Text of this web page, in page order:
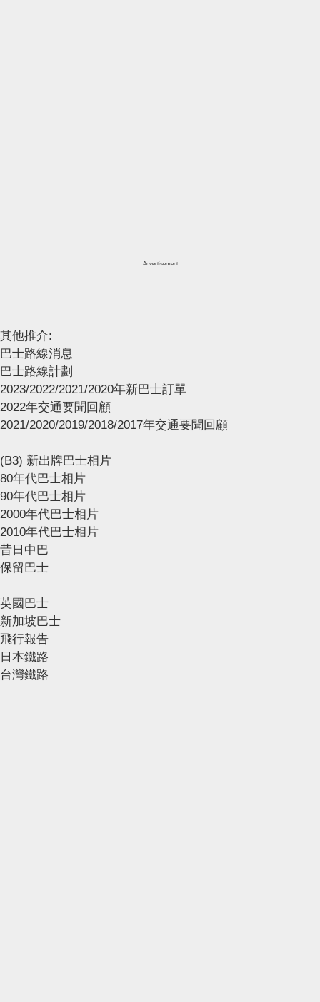
Advertisement
其他推介:
巴士路線消息
巴士路線計劃
2023/2022/2021/2020年新巴士訂單
2022年交通要聞回顧
2021/2020/2019/2018/2017年交通要聞回顧
(B3) 新出牌巴士相片
80年代巴士相片
90年代巴士相片
2000年代巴士相片
2010年代巴士相片
昔日中巴
保留巴士
英國巴士
新加坡巴士
飛行報告
日本鐵路
台灣鐵路